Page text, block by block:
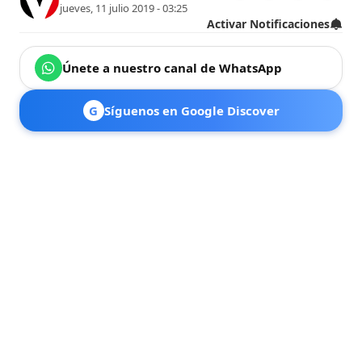
jueves, 11 julio 2019 - 03:25
Activar Notificaciones
Únete a nuestro canal de WhatsApp
G Síguenos en Google Discover